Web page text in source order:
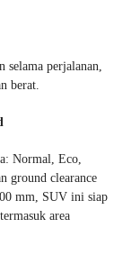
selama perjalanan,
berat.
Normal, Eco,
ground clearance
mm, SUV ini siap
area